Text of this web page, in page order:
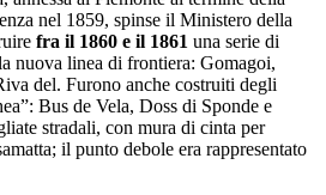
nel 1859, spinse il Ministero della
fra il 1860 e il 1861 una serie di
nuova linea di frontiera: Gomagoi,
del. Furono anche costruiti degli
Bus de Vela, Doss di Sponde e
stradali, con mura di cinta per
il punto debole era rappresentato